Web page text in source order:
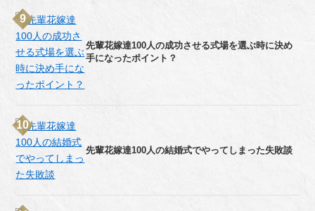
先輩花嫁達100人の成功させる式場を選ぶ時に決め
手になったポイント？
先輩花嫁達100人の結婚式でやってしまった失敗談